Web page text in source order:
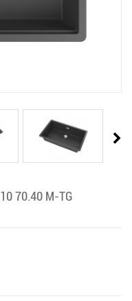
70.40 M-TG